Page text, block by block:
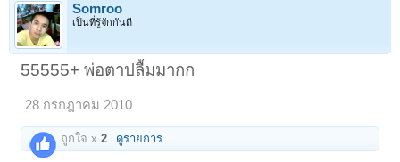
Somroo
เป็นที่รู้จักกันดี
55555+ พ่อตาปลื้มมากก
28 กรกฎาคม 2010
ถูกใจ x2 ดูรายการ